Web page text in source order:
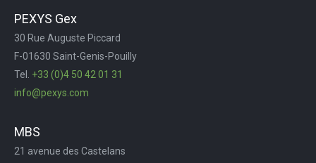
opens
in
new
window
opens
in
new
window
opens
in
new
window
opens
in
new
window
PEXYS Gex
30 Rue Auguste Piccard
F-01630 Saint-Genis-Pouilly
Tel. +33 (0)4 50 42 01 31
info@pexys.com
MBS
21 avenue des Castelans